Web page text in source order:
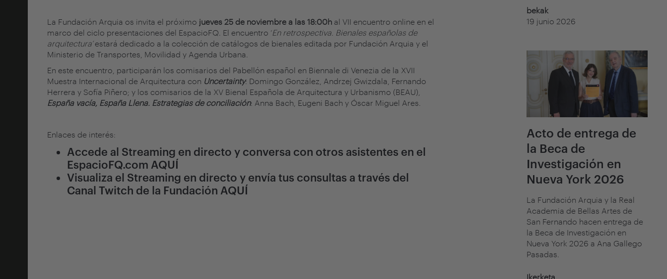
La Fundación Arquia os invita el próximo jueves 25 de noviembre a las 18:00h al VII encuentro online en el
marco del ciclo presentaciones del EspacioFQ. El encuentro ‘En retrospectiva. Bienales españolas de
arquitectura’estará dedicado a la colección de catálogos de bienales editada por Fundación Arquia y el
Ministerio de Transportes, Movilidad y Agenda Urbana.
En este encuentro, participarán los comisarios del Pabellón español en Biennale di Venezia de la XVII
Muestra Internacional de Arquitectura con Uncertainty: Domingo González, Andrzej Gwizdala, Fernando
Herrera y Sofía Piñero; y los comisarios de la XV Bienal Española de Arquitectura y Urbanismo (BEAU),
España vacía, España Llena. Estrategias de conciliación: Anna Bach, Eugeni Bach y Óscar Miguel Ares.
Enlaces de interés:
Accede al Streaming en directo y conversa con otros asistentes en el
EspacioFQ.com AQUÍ
Visualiza el Streaming en directo y envía tus consultas a través del
Canal Twitch de la Fundación AQUÍ
bekak
19 junio 2026
Acto de entrega de
la Beca de
Investigación en
Nueva York 2026
La Fundación Arquia y la Real
Academia de Bellas Artes de
San Fernando hacen entrega de
la Beca de Investigación en
Nueva York 2026 a Ana Gallego
Pasadas.
Ikerketa